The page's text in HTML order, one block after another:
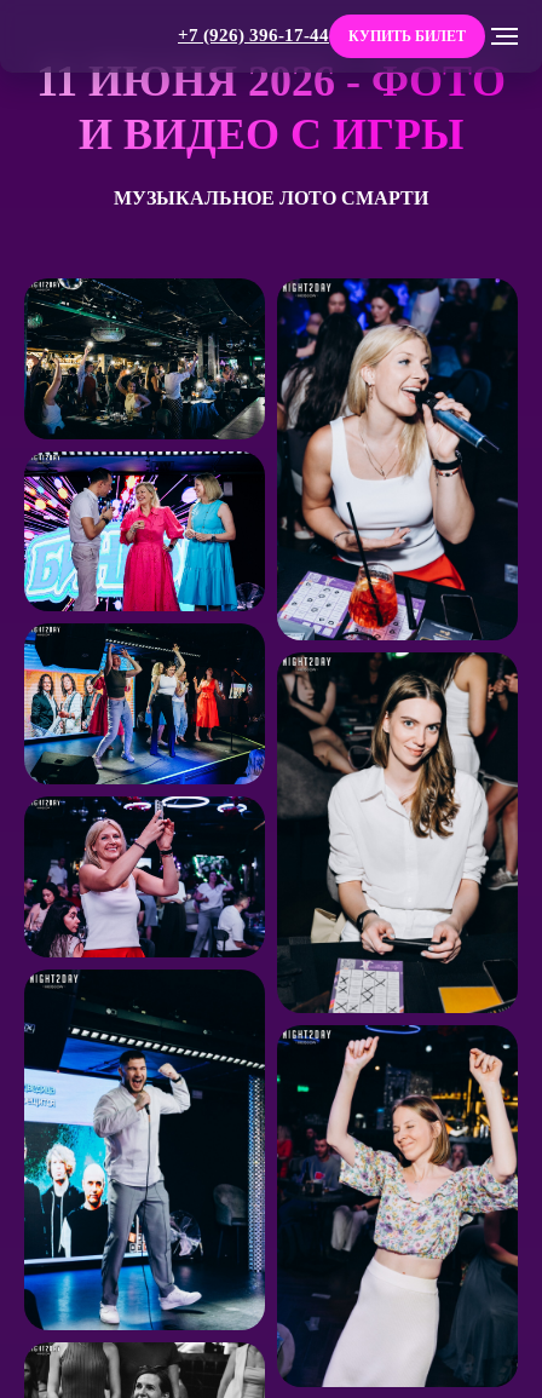
+7 (926) 396-17-44 КУПИТЬ БИЛЕТ
11 ИЮНЯ 2026 - ФОТО
И ВИДЕО С ИГРЫ
МУЗЫКАЛЬНОЕ ЛОТО СМАРТИ